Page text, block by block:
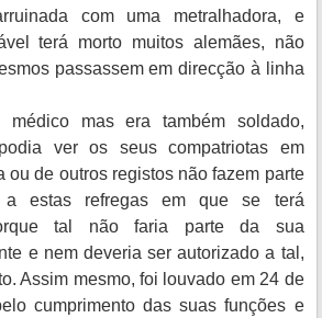
com uma metralhadora, e
terá morto muitos alemães, não
passassem em direcção à linha
médico mas era também soldado,
ver os seus compatriotas em
ou de outros registos não fazem parte
a estas refregas em que se terá
tal não faria parte da sua
e nem deveria ser autorizado a tal,
Assim mesmo, foi louvado em 24 de
cumprimento das suas funções e